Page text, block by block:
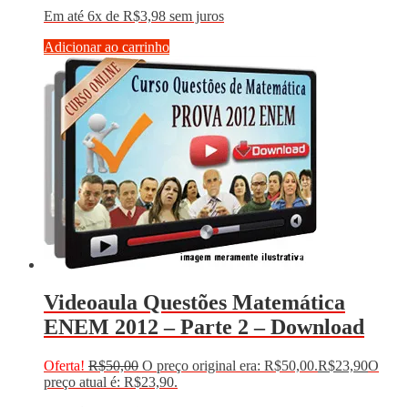
Em até 6x de R$3,98 sem juros
Adicionar ao carrinho
Videoaula Questões Matemática
ENEM 2012 – Parte 2 – Download
Oferta! R$50,00 O preço original era: R$50,00.R$23,90O
preço atual é: R$23,90.